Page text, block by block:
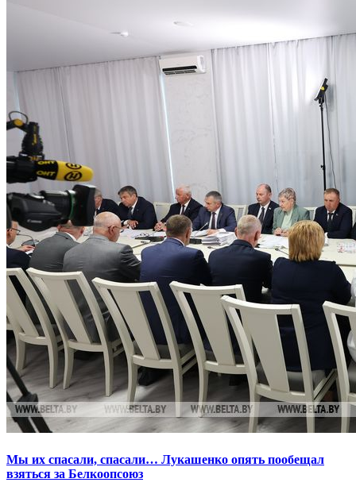
Мы их спасали, спасали… Лукашенко опять пообещал
взяться за Белкоопсоюз